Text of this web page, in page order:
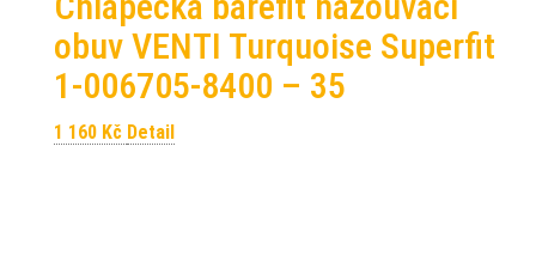
obuv VENTI Turquoise Superfit
1-006705-8400 – 35
1 160 Kč Detail